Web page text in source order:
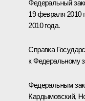
Федеральный
19 февраля 2010
2010 года.
Справка
к Федеральному
Федеральным
Кардымовский,